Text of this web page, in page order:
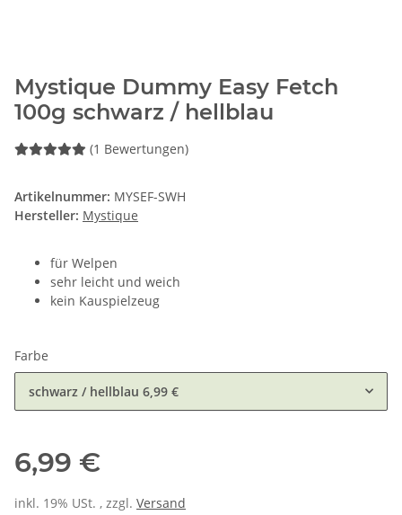
Mystique Dummy Easy Fetch
100g schwarz / hellblau
(1 Bewertungen)
Artikelnummer: MYSEF-SWH
Hersteller: Mystique
für Welpen
sehr leicht und weich
kein Kauspielzeug
Farbe
schwarz / hellblau 6,99 €
6,99 €
inkl. 19% USt. , zzgl. Versand